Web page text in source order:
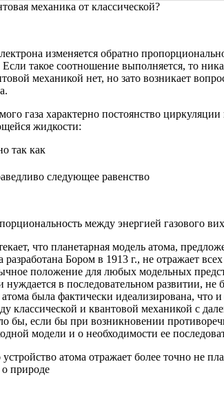
механика от классической?
изменяется обратно
такое соотношение выполняется, то
механикой нет, но зато возникает
газа характерно постоянство
жидкости:
так как
следующее равенство
между энергией газового
что планетарная модель атома,
разработана Бором в 1913 г., не отражает
положение для любых модельных
нуждается в последовательном развитии, не
атома была фактически идеализирована, что
классической и квантовой механикой с
бы, если бы при возникновении
модели и о необходимости ее
атома отражает более точно не
о природе